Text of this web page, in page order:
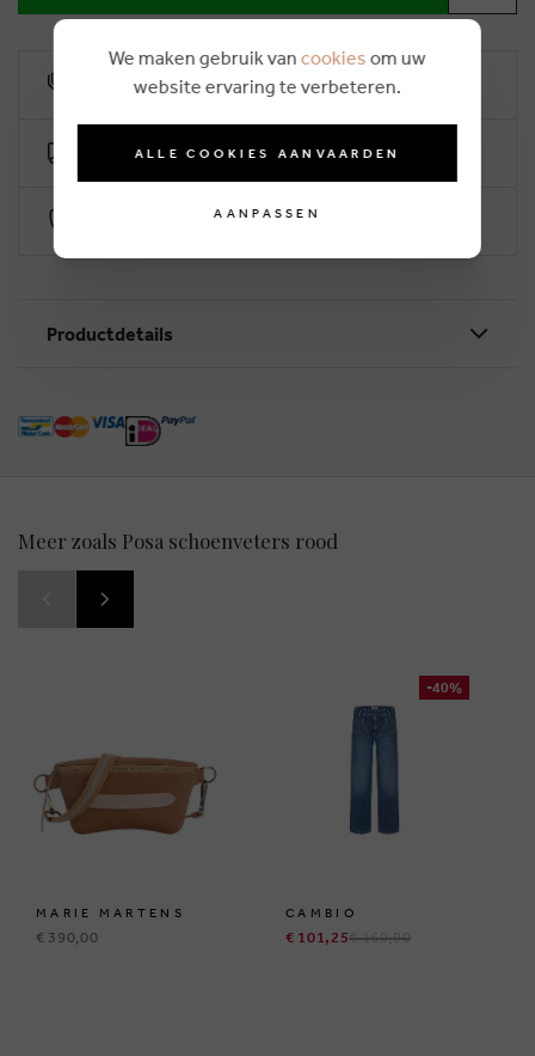
10% klantenkorting
Gratis levering vanaf €50 (2-4 werkdagen)
Veilig betalen via Worldline
Productdetails
Meer zoals Posa schoenveters rood
MARIE MARTENS
€ 390,00
-40%
CAMBIO
€ 101,25€ 169,90
We maken gebruik van cookies om uw
website ervaring te verbeteren.
ALLE COOKIES AANVAARDEN
AANPASSEN